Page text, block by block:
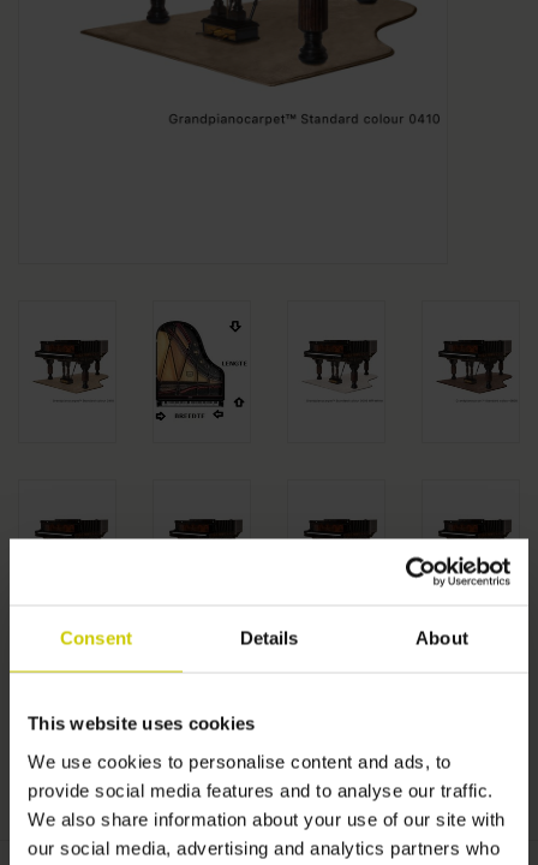
Consent Details About
This website uses cookies
We use cookies to personalise content and ads, to
provide social media features and to analyse our traffic.
We also share information about your use of our site with
our social media, advertising and analytics partners who